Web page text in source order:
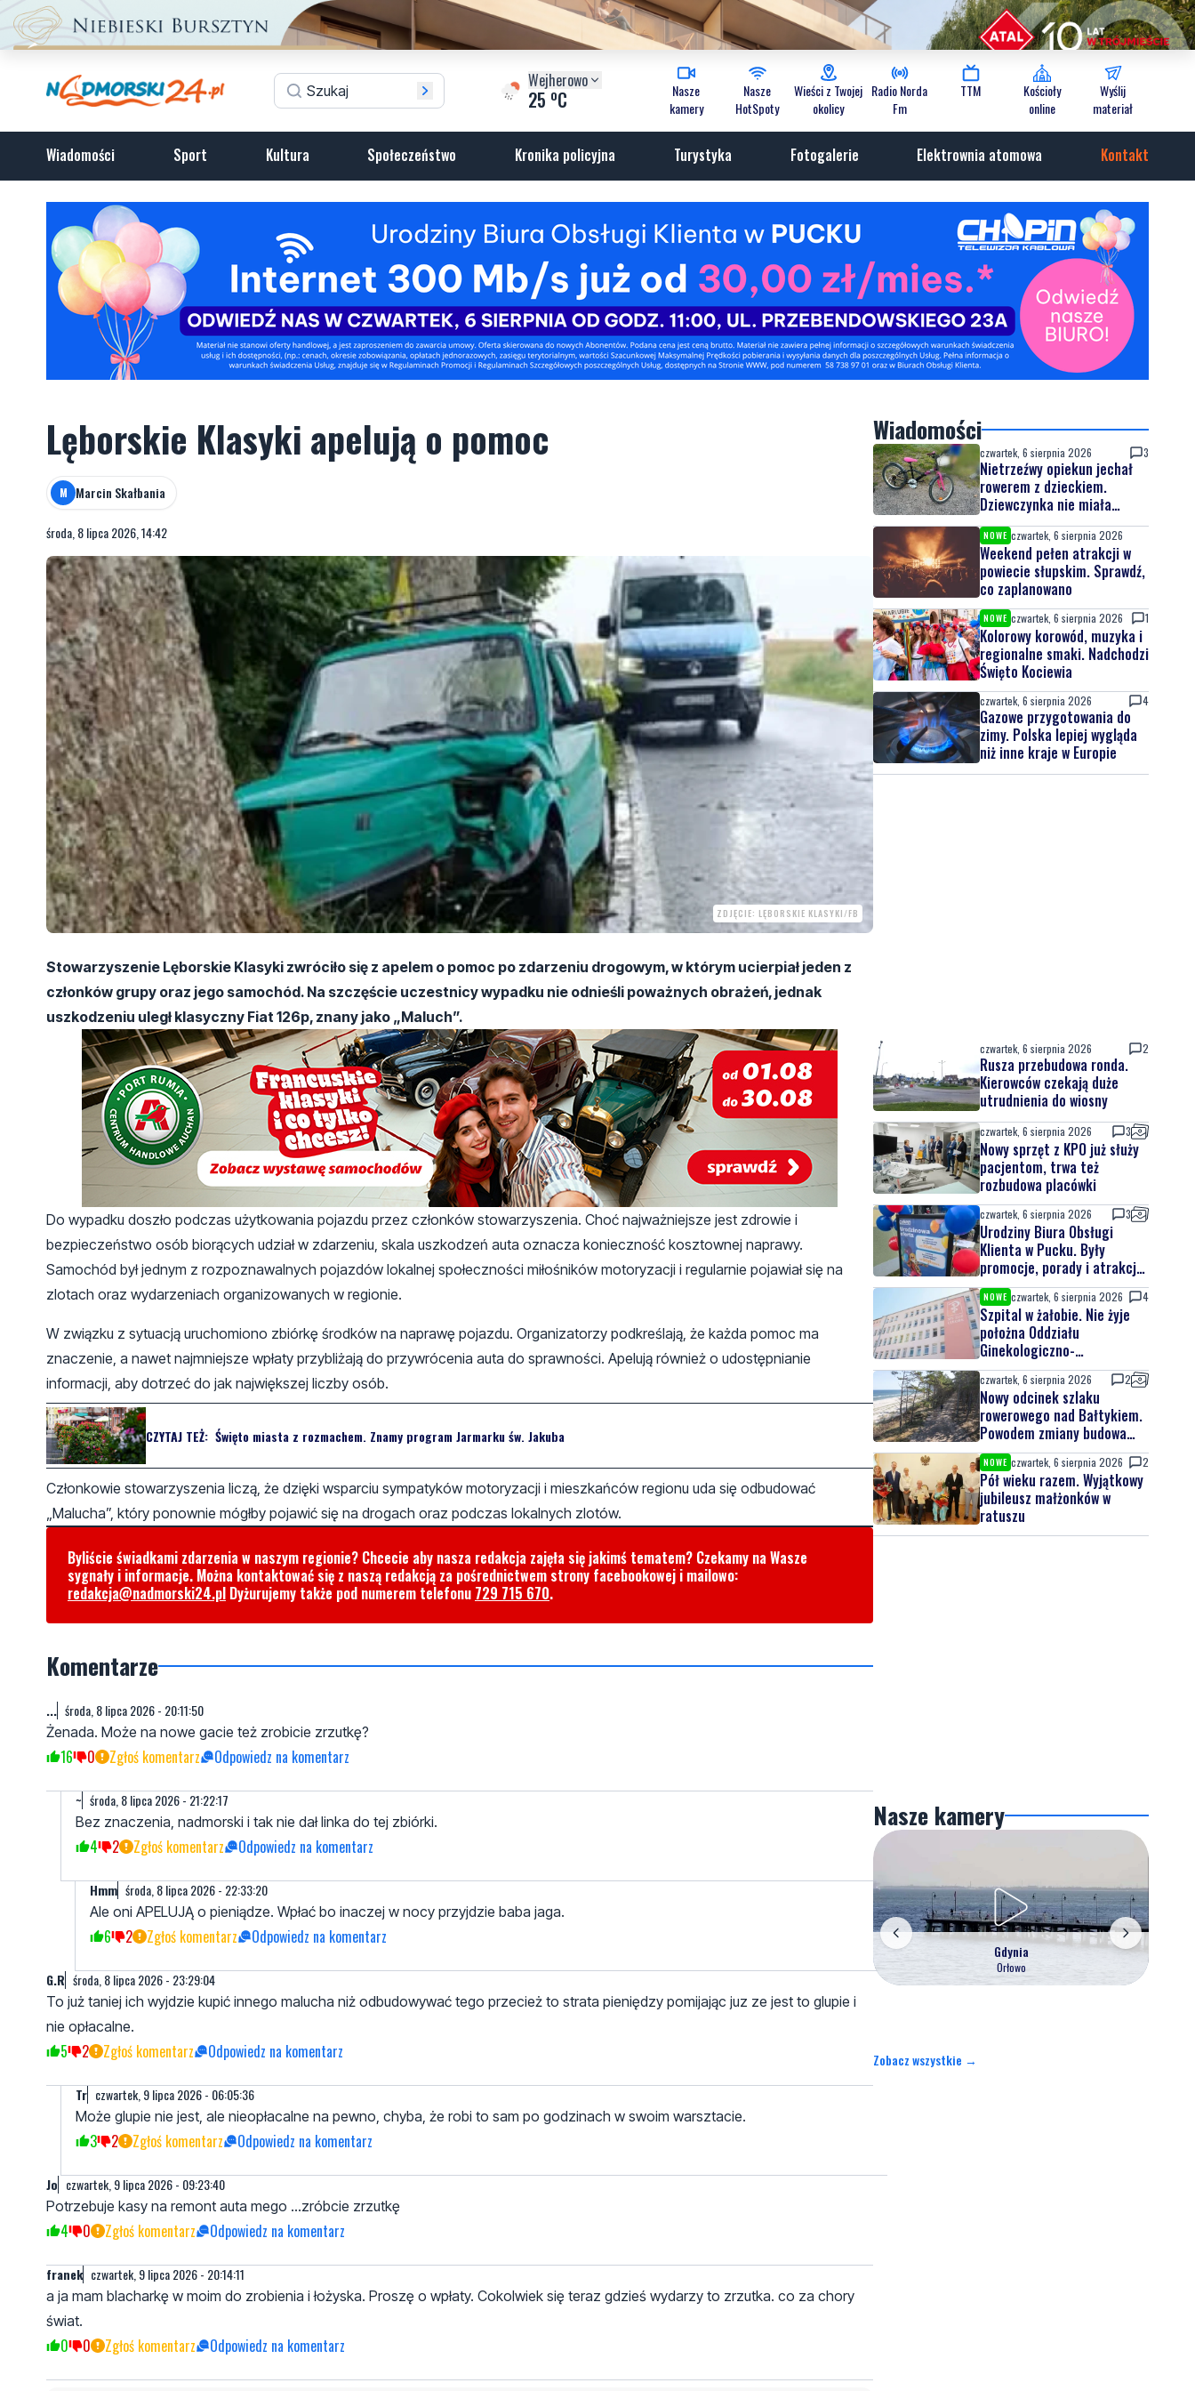
Wejherowo
25 oC
Nasze
kamery
Nasze
HotSpoty
Wieści z Twojej
okolicy
Radio Norda
Fm
TTM
Kościoły
online
Wyślij
materiał
Wiadomości Sport Kultura Społeczeństwo Kronika policyjna Turystyka Fotogalerie Elektrownia atomowa Kontakt
Lęborskie Klasyki apelują o pomoc
M Marcin Skałbania
środa, 8 lipca 2026, 14:42
ZDJĘCIE: LĘBORSKIE KLASYKI/FB
Stowarzyszenie Lęborskie Klasyki zwróciło się z apelem o pomoc po zdarzeniu drogowym, w którym ucierpiał jeden z
członków grupy oraz jego samochód. Na szczęście uczestnicy wypadku nie odnieśli poważnych obrażeń, jednak
uszkodzeniu uległ klasyczny Fiat 126p, znany jako „Maluch”.
Do wypadku doszło podczas użytkowania pojazdu przez członków stowarzyszenia. Choć najważniejsze jest zdrowie i
bezpieczeństwo osób biorących udział w zdarzeniu, skala uszkodzeń auta oznacza konieczność kosztownej naprawy.
Samochód był jednym z rozpoznawalnych pojazdów lokalnej społeczności miłośników motoryzacji i regularnie pojawiał się na
zlotach oraz wydarzeniach organizowanych w regionie.
W związku z sytuacją uruchomiono zbiórkę środków na naprawę pojazdu. Organizatorzy podkreślają, że każda pomoc ma
znaczenie, a nawet najmniejsze wpłaty przybliżają do przywrócenia auta do sprawności. Apelują również o udostępnianie
informacji, aby dotrzeć do jak największej liczby osób.
CZYTAJ TEŻ: Święto miasta z rozmachem. Znamy program Jarmarku św. Jakuba
Członkowie stowarzyszenia liczą, że dzięki wsparciu sympatyków motoryzacji i mieszkańców regionu uda się odbudować
„Malucha”, który ponownie mógłby pojawić się na drogach oraz podczas lokalnych zlotów.
Byliście świadkami zdarzenia w naszym regionie? Chcecie aby nasza redakcja zajęła się jakimś tematem? Czekamy na Wasze
sygnały i informacje. Można kontaktować się z naszą redakcją za pośrednictwem strony facebookowej i mailowo:
redakcja@nadmorski24.pl Dyżurujemy także pod numerem telefonu 729 715 670.
Komentarze
... środa, 8 lipca 2026 - 20:11:50
Żenada. Może na nowe gacie też zrobicie zrzutkę?
16 0 Zgłoś komentarz Odpowiedz na komentarz
~ środa, 8 lipca 2026 - 21:22:17
Bez znaczenia, nadmorski i tak nie dał linka do tej zbiórki.
4 2 Zgłoś komentarz Odpowiedz na komentarz
Hmm środa, 8 lipca 2026 - 22:33:20
Ale oni APELUJĄ o pieniądze. Wpłać bo inaczej w nocy przyjdzie baba jaga.
6 2 Zgłoś komentarz Odpowiedz na komentarz
G.R środa, 8 lipca 2026 - 23:29:04
To już taniej ich wyjdzie kupić innego malucha niż odbudowywać tego przecież to strata pieniędzy pomijając juz ze jest to glupie i
nie opłacalne.
5 2 Zgłoś komentarz Odpowiedz na komentarz
Tr czwartek, 9 lipca 2026 - 06:05:36
Może glupie nie jest, ale nieopłacalne na pewno, chyba, że robi to sam po godzinach w swoim warsztacie.
3 2 Zgłoś komentarz Odpowiedz na komentarz
Jo czwartek, 9 lipca 2026 - 09:23:40
Potrzebuje kasy na remont auta mego ...zróbcie zrzutkę
4 0 Zgłoś komentarz Odpowiedz na komentarz
franek czwartek, 9 lipca 2026 - 20:14:11
a ja mam blacharkę w moim do zrobienia i łożyska. Proszę o wpłaty. Cokolwiek się teraz gdzieś wydarzy to zrzutka. co za chory
świat.
0 0 Zgłoś komentarz Odpowiedz na komentarz
Wiadomości
czwartek, 6 sierpnia 2026 3
Nietrzeźwy opiekun jechał
rowerem z dzieckiem.
Dziewczynka nie miała
kasku
NOWE czwartek, 6 sierpnia 2026
Weekend pełen atrakcji w
powiecie słupskim. Sprawdź,
co zaplanowano
NOWE czwartek, 6 sierpnia 2026 1
Kolorowy korowód, muzyka i
regionalne smaki. Nadchodzi
Święto Kociewia
czwartek, 6 sierpnia 2026 4
Gazowe przygotowania do
zimy. Polska lepiej wygląda
niż inne kraje w Europie
czwartek, 6 sierpnia 2026 2
Rusza przebudowa ronda.
Kierowców czekają duże
utrudnienia do wiosny
czwartek, 6 sierpnia 2026 3
Nowy sprzęt z KPO już służy
pacjentom, trwa też
rozbudowa placówki
czwartek, 6 sierpnia 2026 3
Urodziny Biura Obsługi
Klienta w Pucku. Były
promocje, porady i atrakcje
dla najmłodszych
NOWE czwartek, 6 sierpnia 2026 4
Szpital w żałobie. Nie żyje
położna Oddziału
Ginekologiczno-
Położniczego
czwartek, 6 sierpnia 2026 2
Nowy odcinek szlaku
rowerowego nad Bałtykiem.
Powodem zmiany budowa
elektrowni jądrowej
NOWE czwartek, 6 sierpnia 2026 2
Pół wieku razem. Wyjątkowy
jubileusz małżonków w
ratuszu
Nasze kamery
Gdynia
Orłowo
Zobacz wszystkie →